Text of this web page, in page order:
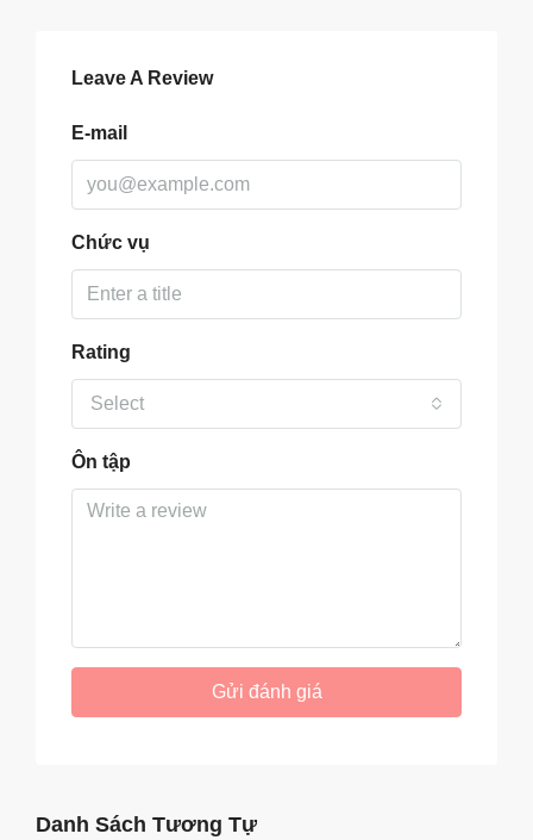
Leave A Review
E-mail
Chức vụ
Rating
Select
Ôn tập
Gửi đánh giá
Danh Sách Tương Tự